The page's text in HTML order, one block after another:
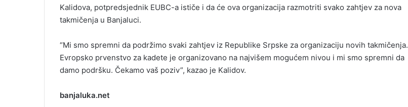
Kalidova, potpredsjednik ЕUBC-a ističe i da će ova organizacija razmotriti svako zahtjev za nova
takmičenja u Banjaluci.
“Mi smo spremni da podržimo svaki zahtjev iz Republike Srpske za organizaciju novih takmičenja.
Еvropsko prvenstvo za kadete je organizovano na najvišem mogućem nivou i mi smo spremni da
damo podršku. Čekamo vaš poziv”, kazao je Kalidov.
banjaluka.net